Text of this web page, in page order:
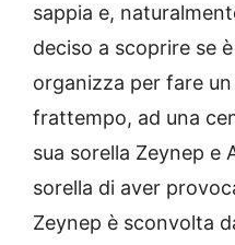
sappia e,
deciso a scoprire se
organizza per fare un
frattempo, ad una
sua sorella Zeynep e
sorella di aver
Zeynep è sconvolta